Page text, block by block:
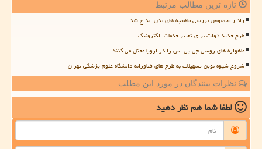
تازه ترین مطالب مرتبط
رادار مخصوص بررسی ماهیچه های بدن ابداع شد
طرح جدید دولت برای تغییر خدمات الکترونیک
ماهواره های روسی جی پی اس را در اروپا مختل می کنند
شروع شیوه نوین تسهیلات به طرح های فناورانه دانشگاه علوم پزشکی تهران
نظرات بینندگان در مورد این مطلب
لطفا شما همنظر دهید